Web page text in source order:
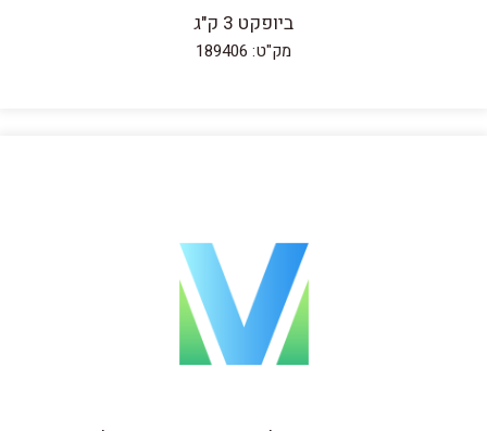
ביופקט 3 ק"ג
מק"ט: 189406